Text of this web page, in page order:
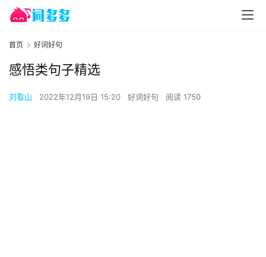
首页 好词好句
感悟类句子精选
刘看山 2022年12月19日 15:20 好词好句 阅读 1750